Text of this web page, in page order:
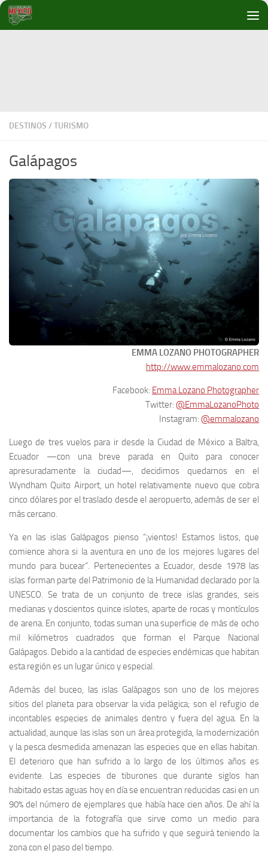
Debajo del contenido
DESTINOS /TURISMO
Galápagos
EMMA LOZANO PHOTOGRAPHER
http://www.emmalozano.com
Facebook: Emma Lozano Photographer
Twitter: @EmmaLozanoPhoto
Instagram: @emmalozano
Luego de tres vuelos para ir desde la Ciudad de México a Baltra,
Ecuador —con una breve parada en Quito para conocer
apresuradamente la ciudad—, decidimos quedarnos en el
Wyndham Quito Airport, un hotel relativamente nuevo que cobra
cinco dólares por el traslado desde el aeropuerto, además de ser el
más cercano.
Ya en las islas Galápagos pienso “¡vientos! Estamos listos, que
comience ahora si la aventura en uno de los mejores lugares del
mundo para bucear”. Pertenecientes a Ecuador, desde 1978 las
islas forman parte del Patrimonio de la Humanidad declarado por la
UNESCO. Se trata de un conjunto de trece islas grandes, seis
medianas y doscientos quince islotes, aparte de rocas y montículos
de arena. En conjunto, todas suman una superficie de más de ocho
mil kilómetros cuadrados que forman el Parque Nacional
Galápagos. Debido a la cantidad de especies endémicas que habitan
esta región es un lugar único y especial.
Además del buceo, las islas Galápagos son uno de los mejores
sitios del planeta para observar la vida pelágica; son el refugio de
incontables especies de animales dentro y fuera del agua. En la
actualidad, aunque las islas son un área protegida, la modernización
y la pesca desmedida amenazan las especies que en ellas habitan.
El deterioro que han sufrido a lo largo de los últimos años es
evidente. Las especies de tiburones que durante siglos han
habitado estas aguas hoy en día se encuentran reducidas casi en un
90% del número de ejemplares que había hace cien años. De ahí la
importancia de la fotografía que sirve como un medio para
documentar los cambios que ha sufrido y que seguirá teniendo la
zona con el paso del tiempo.